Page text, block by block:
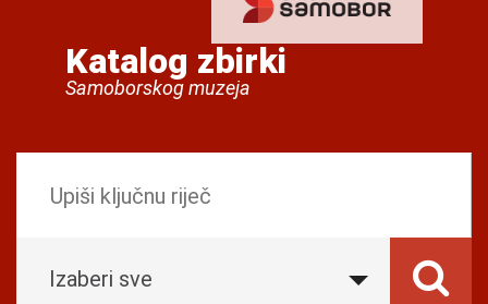
Katalog zbirki
Samoborskog muzeja
Izaberi sve